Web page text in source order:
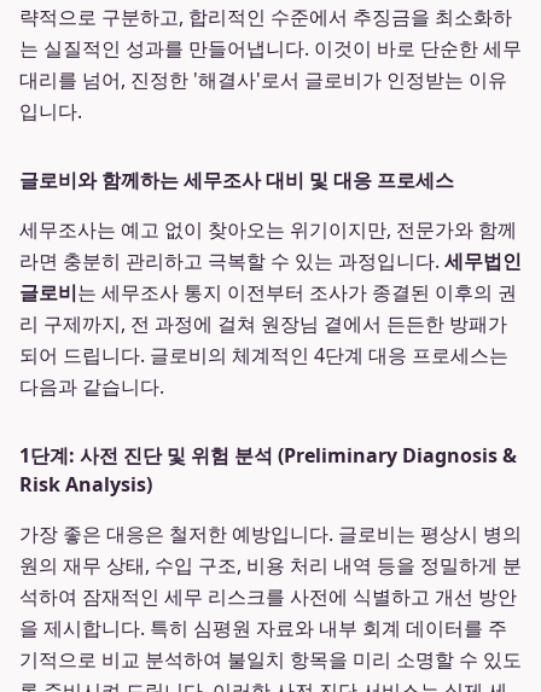
략적으로 구분하고, 합리적인 수준에서 추징금을 최소화하
는 실질적인 성과를 만들어냅니다. 이것이 바로 단순한 세무
대리를 넘어, 진정한 '해결사'로서 글로비가 인정받는 이유
입니다.
글로비와 함께하는 세무조사 대비 및 대응 프로세스
세무조사는 예고 없이 찾아오는 위기이지만, 전문가와 함께
라면 충분히 관리하고 극복할 수 있는 과정입니다. 세무법인
글로비는 세무조사 통지 이전부터 조사가 종결된 이후의 권
리 구제까지, 전 과정에 걸쳐 원장님 곁에서 든든한 방패가
되어 드립니다. 글로비의 체계적인 4단계 대응 프로세스는
다음과 같습니다.
1단계: 사전 진단 및 위험 분석 (Preliminary Diagnosis &
Risk Analysis)
가장 좋은 대응은 철저한 예방입니다. 글로비는 평상시 병의
원의 재무 상태, 수입 구조, 비용 처리 내역 등을 정밀하게 분
석하여 잠재적인 세무 리스크를 사전에 식별하고 개선 방안
을 제시합니다. 특히 심평원 자료와 내부 회계 데이터를 주
기적으로 비교 분석하여 불일치 항목을 미리 소명할 수 있도